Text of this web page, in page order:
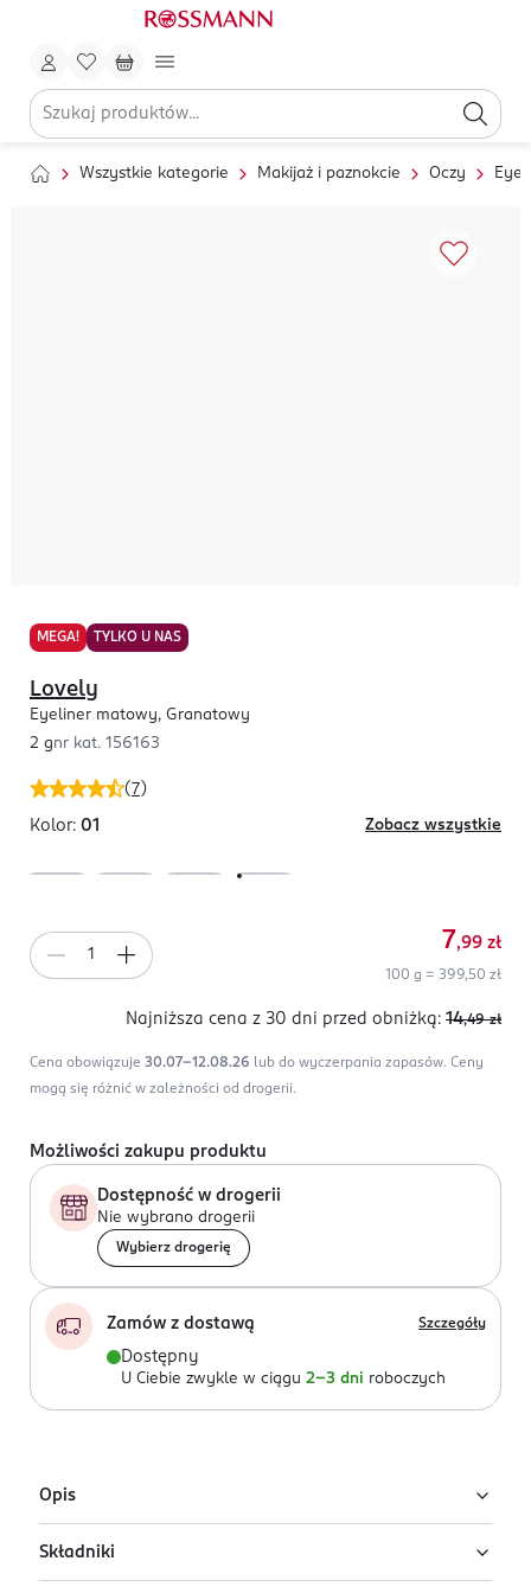
Wszystkie kategorie Makijaż i paznokcie Oczy
MEGA! TYLKO U NAS
( 7)
Lovely
Eyeliner matowy, Granatowy
2 gnr kat. 156163
Kolor: 01 Zobacz wszystkie
7,99 zł
100 g = 399,50 zł
Najniższa cena z 30 dni przed obniżką: 14,49 zł
Cena obowiązuje 30.07-12.08.26 lub do wyczerpania zapasów. Ceny
mogą się różnić w zależności od drogerii.
Możliwości zakupu produktu
Dostępność w drogerii
Nie wybrano drogerii
Wybierz drogerię
Zamów z dostawą Szczegóły
Dostępny
U Ciebie zwykle w ciągu 2-3 dni roboczych
Opis
Matowy eyeliner w kolorze granatowym. Daje zupełnie
matowe wykończenie na oku, a lekko roztarty idealnie
Składniki